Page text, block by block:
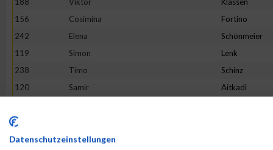
156
Cosimina Fortino
242
Elena Schönmeier
119
Simon Lenk
238
Timo Schinz
120
Samir Aitkadi
211
122
Ilyas
Datenschutzeinstellungen